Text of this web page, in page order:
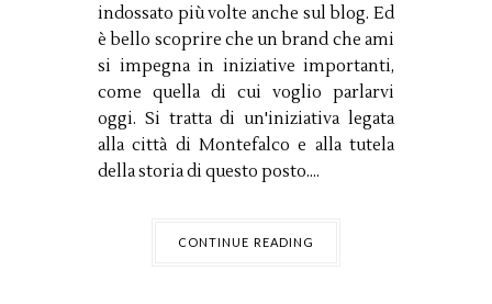
indossato più volte anche sul blog. Ed
è bello scoprire che un brand che ami
si impegna in iniziative importanti,
come quella di cui voglio parlarvi
oggi. Si tratta di un'iniziativa legata
alla città di Montefalco e alla tutela
della storia di questo posto....
CONTINUE READING